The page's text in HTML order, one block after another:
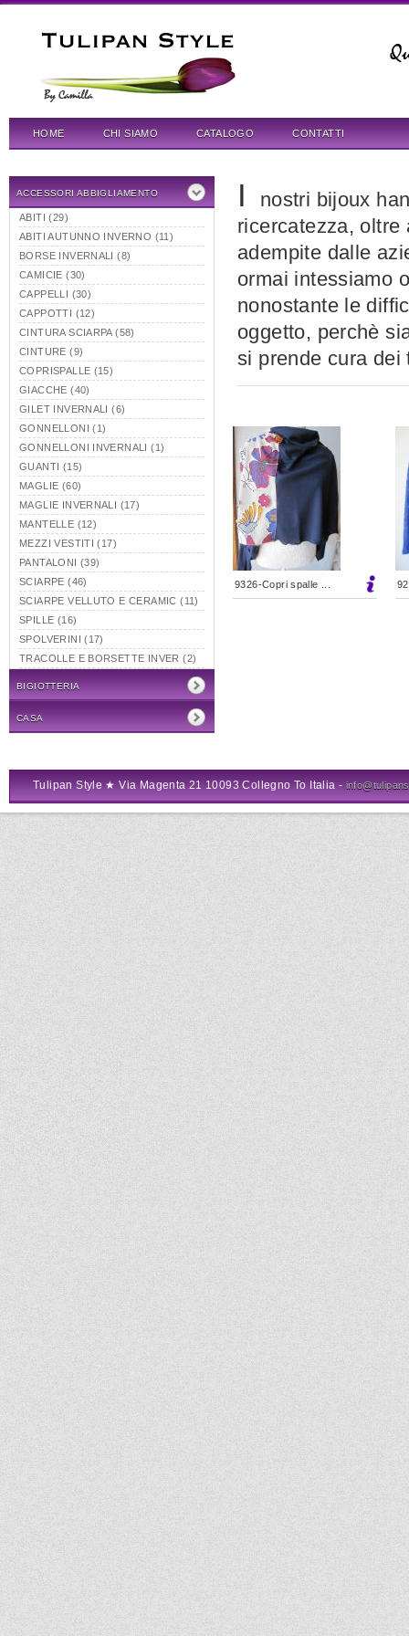
HOME CHI SIAMO CATALOGO CONTATTI
ACCESSORI ABBIGLIAMENTO
ABITI (29)
ABITI AUTUNNO INVERNO (11)
BORSE INVERNALI (8)
CAMICIE (30)
CAPPELLI (30)
CAPPOTTI (12)
CINTURA SCIARPA (58)
CINTURE (9)
COPRISPALLE (15)
GIACCHE (40)
GILET INVERNALI (6)
GONNELLONI (1)
GONNELLONI INVERNALI (1)
GUANTI (15)
MAGLIE (60)
MAGLIE INVERNALI (17)
MANTELLE (12)
MEZZI VESTITI (17)
PANTALONI (39)
SCIARPE (46)
SCIARPE VELLUTO E CERAMIC (11)
SPILLE (16)
SPOLVERINI (17)
TRACOLLE E BORSETTE INVER (2)
BIGIOTTERIA
CASA
I
nostri bijoux
ricercatezza, oltre
adempite dalle
ormai intessiamo
nonostante le
oggetto, perchè
si prende cura dei
9326-Copri spalle ...
Tulipan Style ★ Via Magenta 21 10093 Collegno To Italia -